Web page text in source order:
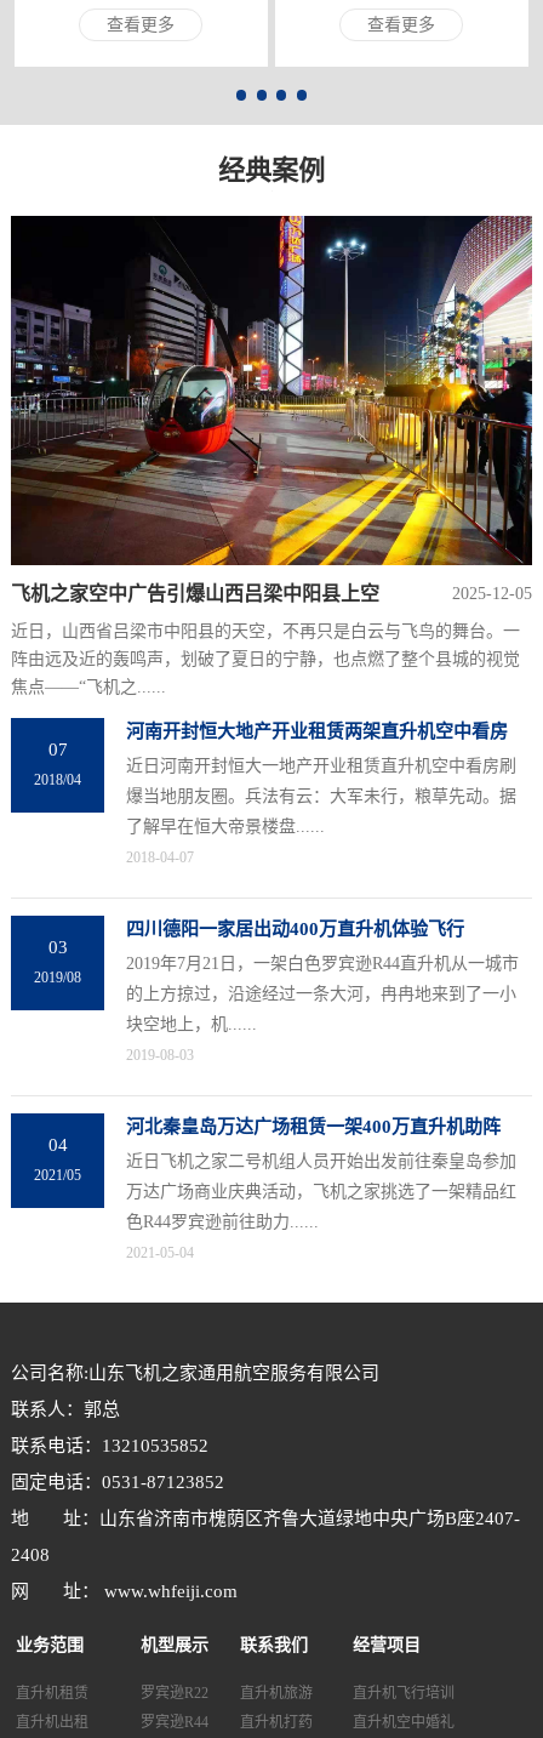
查看更多 查看更多
经典案例
飞机之家空中广告引爆山西吕梁中阳县上空 2025-12-05
近日，山西省吕梁市中阳县的天空，不再只是白云与飞鸟的舞台。一
阵由远及近的轰鸣声，划破了夏日的宁静，也点燃了整个县城的视觉
焦点——“飞机之......
07
2018/04
河南开封恒大地产开业租赁两架直升机空中看房
近日河南开封恒大一地产开业租赁直升机空中看房刷
爆当地朋友圈。兵法有云：大军未行，粮草先动。据
了解早在恒大帝景楼盘......
2018-04-07
03
2019/08
四川德阳一家居出动400万直升机体验飞行
2019年7月21日，一架白色罗宾逊R44直升机从一城市
的上方掠过，沿途经过一条大河，冉冉地来到了一小
块空地上，机......
2019-08-03
04
2021/05
河北秦皇岛万达广场租赁一架400万直升机助阵
近日飞机之家二号机组人员开始出发前往秦皇岛参加
万达广场商业庆典活动，飞机之家挑选了一架精品红
色R44罗宾逊前往助力......
2021-05-04
公司名称:山东飞机之家通用航空服务有限公司
联系人：郭总
联系电话：13210535852
固定电话：0531-87123852
地 址：山东省济南市槐荫区齐鲁大道绿地中央广场B座2407-
2408
网 址： www.whfeiji.com
业务范围
直升机租赁
直升机出租
机型展示
罗宾逊R22
罗宾逊R44
联系我们
直升机旅游
直升机打药
经营项目
直升机飞行培训
直升机空中婚礼